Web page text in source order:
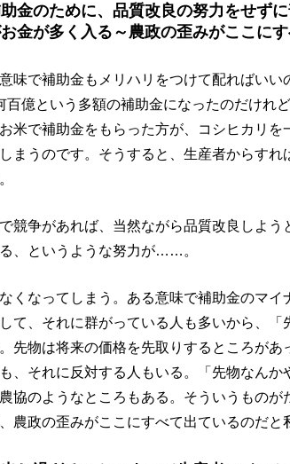
金のために、品質改良の努力をせず
金が多く入る～農政の歪みがここに
味で補助金もメリハリをつけて配ればい
百億という多額の補助金になったのだけれ
米で補助金をもらった方が、コシヒカリ
まうのです。そうすると、生産者からすれ
競争があれば、当然ながら品質改良しよう
、というような努力が……。
くなってしまう。ある意味で補助金のマ
て、それに群がっている人も多いから、
先物は将来の価格を先取りするところが
、それに反対する人もいる。「先物なん
協のようなところもある。そういうものが
農政の歪みがここにすべて出ているのだと